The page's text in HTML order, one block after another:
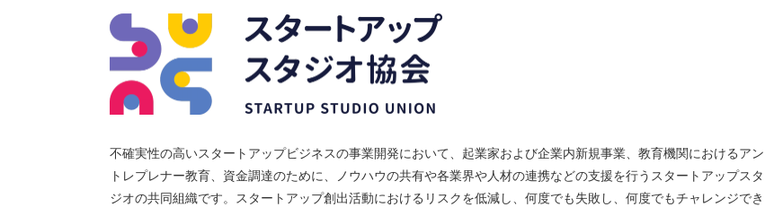
不確実性の高いスタートアップビジネスの事業開発において、起業家および企業内新規事業、教育機関におけるアン
トレプレナー教育、資金調達のために、ノウハウの共有や各業界や人材の連携などの支援を行うスタートアップスタ
ジオの共同組織です。スタートアップ創出活動におけるリスクを低減し、何度でも失敗し、何度でもチャレンジでき